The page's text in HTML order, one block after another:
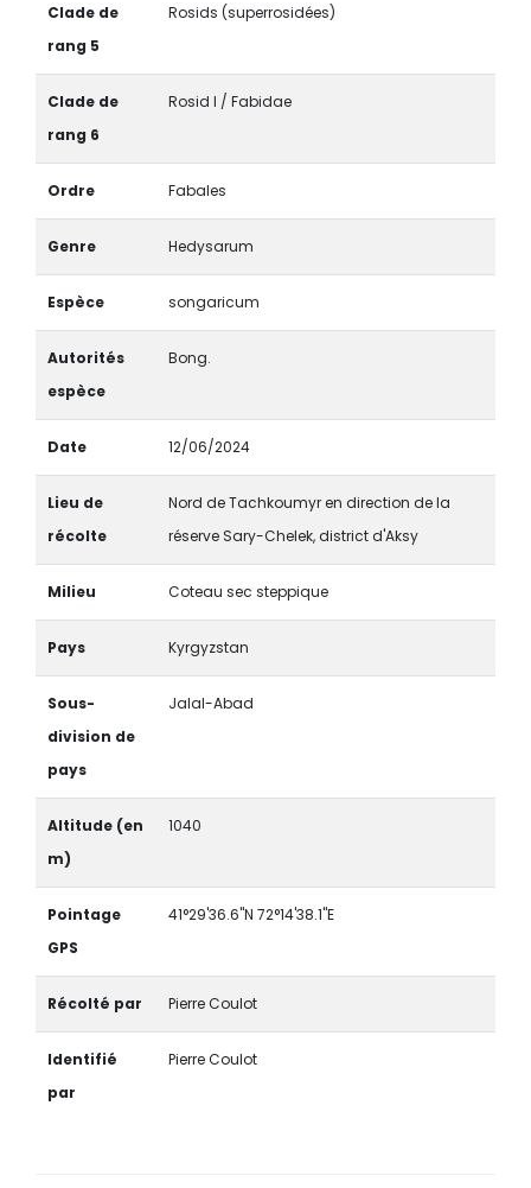
Clade de
rang 5
Rosids (superrosidées)
Clade de
rang 6
Rosid I / Fabidae
Ordre Fabales
Genre Hedysarum
Espèce songaricum
Autorités
espèce
Bong.
Date 12/06/2024
Lieu de
récolte
Nord de Tachkoumyr en direction de la
réserve Sary-Chelek, district d'Aksy
Milieu Coteau sec steppique
Pays Kyrgyzstan
Sous-
division de
pays
Jalal-Abad
Altitude (en
m)
1040
Pointage
GPS
41°29'36.6"N 72°14'38.1"E
Récolté par Pierre Coulot
Identifié
par
Pierre Coulot